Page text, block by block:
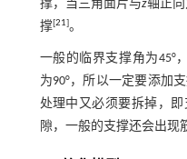
撑，当三角面片与z轴正
撑[21]。
一般的临界支撑角为45°
为90°，所以一定要添加
处理中又必须要拆掉，
隙，一般的支撑还会出现